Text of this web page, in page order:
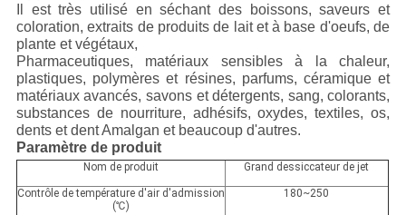
Il est très utilisé en séchant des boissons, saveurs et
coloration, extraits de produits de lait et à base d'oeufs, de
plante et végétaux,
Pharmaceutiques, matériaux sensibles à la chaleur,
plastiques, polymères et résines, parfums, céramique et
matériaux avancés, savons et détergents, sang, colorants,
substances de nourriture, adhésifs, oxydes, textiles, os,
dents et dent Amalgan et beaucoup d'autres.
Paramètre de produit
Nom de produit Grand dessiccateur de jet
Contrôle de température d'air d'admission
(℃)
180~250